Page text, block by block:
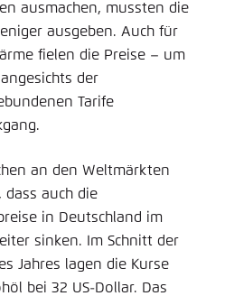
ausmachen, mussten die
ausgeben. Auch für
fielen die Preise – um
der
Tarife
an den Weltmärkten
auch die
in Deutschland im
sinken. Im Schnitt der
Jahres lagen die Kurse
bei 32 US-Dollar. Das